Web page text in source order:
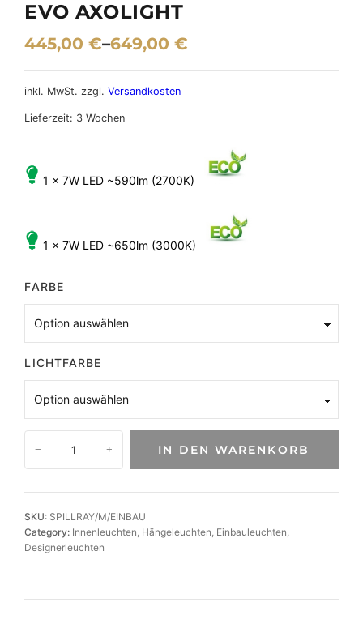
EVO AXOLIGHT
445,00€–649,00€
inkl. MwSt. zzgl.Versandkosten
Lieferzeit: 3 Wochen
1 x 7W LED ~590lm (2700K)
1 x 7W LED ~650lm (3000K)
FARBE
LICHTFARBE
g
a
n
t
E
− + IN DEN WARENKORB
SKU: SPILLRAY/M/EINBAU
Category: Innenleuchten, Hängeleuchten, Einbauleuchten
Designerleuchten